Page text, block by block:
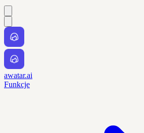
awatar.ai
Funkcje